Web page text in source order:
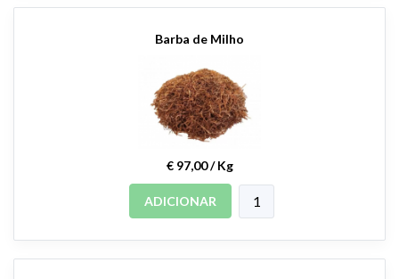
Barba de Milho
€ 97,00 / Kg
ADICIONAR